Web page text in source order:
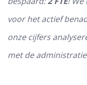
voor het actief
onze cijfers
met de